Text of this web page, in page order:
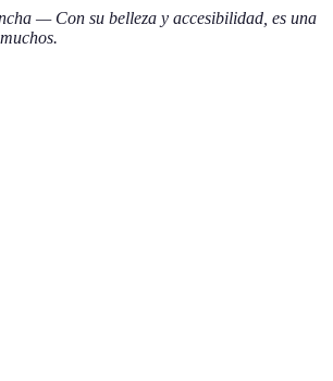
— Con su belleza y accesibilidad, es una